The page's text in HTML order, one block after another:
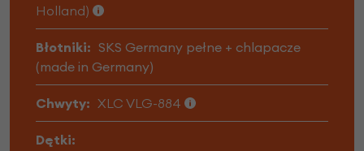
Holland)
Błotniki: SKS Germany pełne + chlapacze
(made in Germany)
Chwyty: XLC VLG-884
Dętki: